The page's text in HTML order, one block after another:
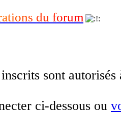
ations du forum
sont autorisés
ci-dessous ou